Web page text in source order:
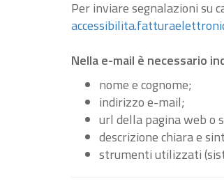
Per inviare segnalazioni su
Nella e-mail è necessario
nome e cognome;
indirizzo e-mail;
url della pagina web o
descrizione chiara e
strumenti utilizzati